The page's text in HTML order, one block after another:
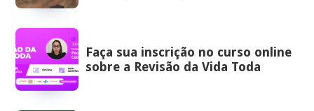
Faça sua inscrição no curso online
sobre a Revisão da Vida Toda